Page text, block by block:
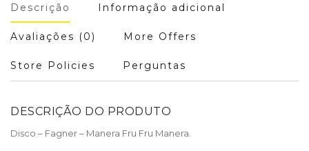
Descrição Informação adicional
Avaliações (0) More Offers
Store Policies Perguntas
DESCRIÇÃO DO PRODUTO
Disco – Fagner – Manera Fru Fru Manera.